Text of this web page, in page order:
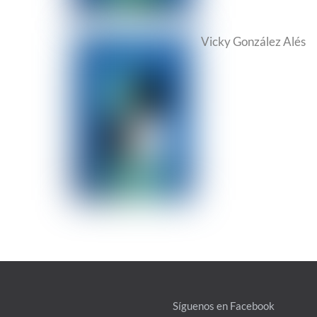
Vicky González Alés
Síguenos en Facebook